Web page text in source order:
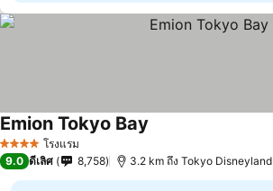
4 ดาว โรงแรม
Emion Tokyo Bay
9.0 ดีเลิศ 8,758 3.2 km ถึง Tokyo Disneyland